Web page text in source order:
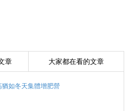
章 大家都在看的文章
猶如冬天集體增肥營